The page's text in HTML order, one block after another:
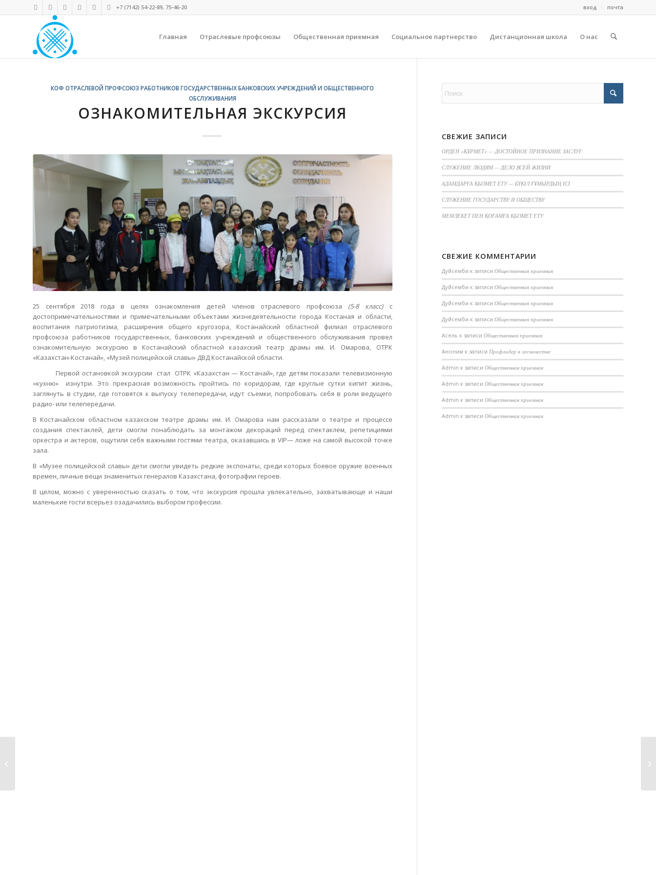
вход почта
+7 (7142) 54-22-89, 75-46-20
Главная Отраслевые профсоюзы Общественная приемная Социальное партнерство Дистанционная школа О нас
КОФ ОТРАСЛЕВОЙ ПРОФСОЮЗ РАБОТНИКОВ ГОСУДАРСТВЕННЫХ БАНКОВСКИХ УЧРЕЖДЕНИЙ И ОБЩЕСТВЕННОГО
ОБСЛУЖИВАНИЯ
ОЗНАКОМИТЕЛЬНАЯ ЭКСКУРСИЯ
25 сентября 2018 года в целях ознакомления детей членов отраслевого профсоюза (5-8 класс)с
достопримечательностями и примечательными объектами жизнедеятельности города Костаная и области,
воспитания патриотизма, расширения общего кругозора, Костанайский областной филиал отраслевого
профсоюза работников государственных, банковских учреждений и общественного обслуживания провел
ознакомительную экскурсию в Костанайский областной казахский театр драмы им. И. Омарова, ОТРК
«Казахстан-Костанай», «Музей полицейской славы» ДВД Костанайской области.
Первой остановкой экскурсии
стал
ОТРК «Казахстан — Костанай», где детям показали телевизионную
«кухню»
изнутри. Это прекрасная возможность пройтись по коридорам, где круглые сутки кипит жизнь,
заглянуть в студии, где готовятся к выпуску телепередачи, идут съемки, попробовать себя в роли ведущего
радио- или телепередачи.
В Костанайском областном казахском театре драмы им. И. Омарова нам рассказали о театре и процессе
создания спектаклей, дети смогли понаблюдать за монтажом декораций перед спектаклем, репетициями
оркестра и актеров, ощутили себя важными гостями театра, оказавшись в VIP— ложе на самой высокой точке
зала.
В «Музее полицейской славы» дети смогли увидеть редкие экспонаты, среди которых боевое оружие военных
времен, личные вещи знаменитых генералов Казахстана, фотографии героев.
В целом, можно с уверенностью сказать о том, что экскурсия прошла увлекательно, захватывающе и наши
маленькие гости всерьез озадачились выбором профессии.
СВЕЖИЕ ЗАПИСИ
ОРДЕН «ҚҰРМЕТ» — ДОСТОЙНОЕ ПРИЗНАНИЕ ЗАСЛУГ
СЛУЖЕНИЕ ЛЮДЯМ — ДЕЛО ВСЕЙ ЖИЗНИ
АДАМДАРҒА ҚЫЗМЕТ ЕТУ — БҮКІЛ ҒҰМЫРДЫҢ ІСІ
СЛУЖЕНИЕ ГОСУДАРСТВУ И ОБЩЕСТВУ
МЕМЛЕКЕТ ПЕН ҚОҒАМҒА ҚЫЗМЕТ ЕТУ
СВЕЖИЕ КОММЕНТАРИИ
Дуйсемби к записи Общественная приемная
Дуйсемби к записи Общественная приемная
Дуйсемби к записи Общественная приемная
Дуйсемби к записи Общественная приемная
Асель к записи Общественная приемная
Аноним к записи Профлидер в лесничестве
Admin к записи Общественная приемная
Admin к записи Общественная приемная
Admin к записи Общественная приемная
Admin к записи Общественная приемная